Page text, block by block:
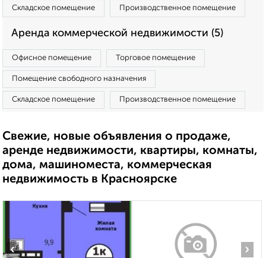
Складское помещение Производственное помещение
Аренда коммерческой недвижимости (5)
Офисное помещение Торговое помещение
Помещение свободного назначения
Складское помещение Производственное помещение
Свежие, новые объявления о продаже,
аренде недвижимости, квартиры, комнаты,
дома, машиноместа, коммерческая
недвижимость в Красноярске
‹ ›